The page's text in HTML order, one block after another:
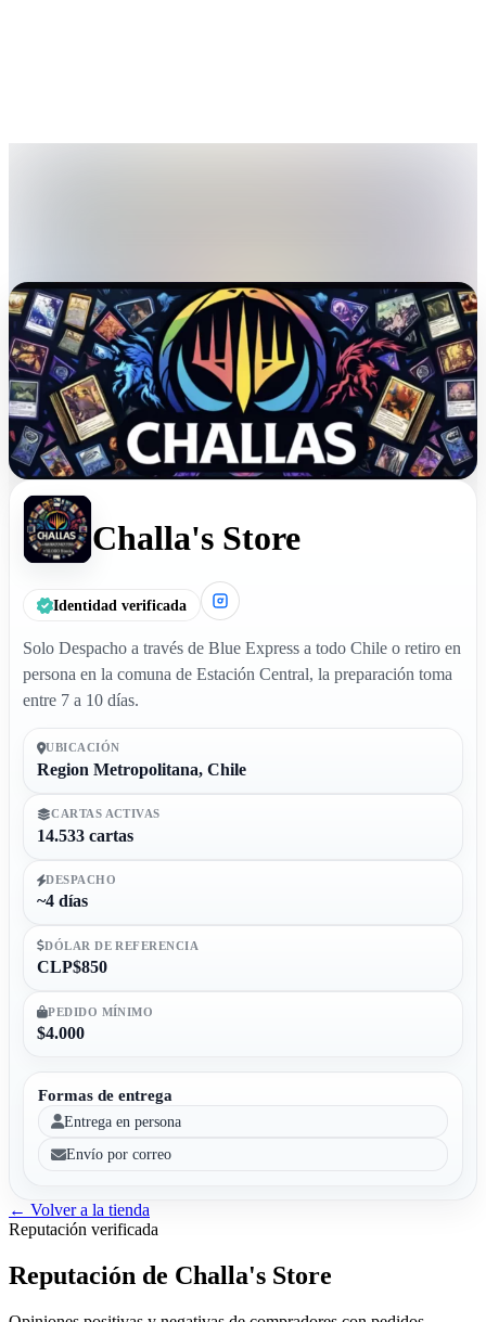
Challa's Store
Identidad verificada
Solo Despacho a través de Blue Express a todo Chile o retiro en
persona en la comuna de Estación Central, la preparación toma
entre 7 a 10 días.
UBICACIÓN
Region Metropolitana, Chile
CARTAS ACTIVAS
14.533 cartas
DESPACHO
~4 días
DÓLAR DE REFERENCIA
CLP$850
PEDIDO MÍNIMO
$4.000
Formas de entrega
Entrega en persona
Envío por correo
← Volver a la tienda
Reputación verificada
Reputación de Challa's Store